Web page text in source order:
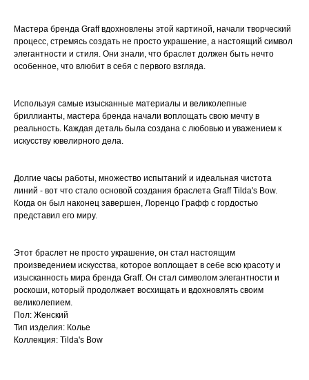
Мастера бренда Graff вдохновлены этой картиной, начали творческий
процесс, стремясь создать не просто украшение, а настоящий символ
элегантности и стиля. Они знали, что браслет должен быть нечто
особенное, что влюбит в себя с первого взгляда.
Используя самые изысканные материалы и великолепные
бриллианты, мастера бренда начали воплощать свою мечту в
реальность. Каждая деталь была создана с любовью и уважением к
искусству ювелирного дела.
Долгие часы работы, множество испытаний и идеальная чистота
линий - вот что стало основой создания браслета Graff Tilda's Bow.
Когда он был наконец завершен, Лоренцо Графф с гордостью
представил его миру.
Этот браслет не просто украшение, он стал настоящим
произведением искусства, которое воплощает в себе всю красоту и
изысканность мира бренда Graff. Он стал символом элегантности и
роскоши, который продолжает восхищать и вдохновлять своим
великолепием.
Пол: Женский
Тип изделия: Колье
Коллекция: Tilda's Bow